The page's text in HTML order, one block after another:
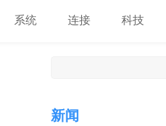
系统 连接 科技
新闻